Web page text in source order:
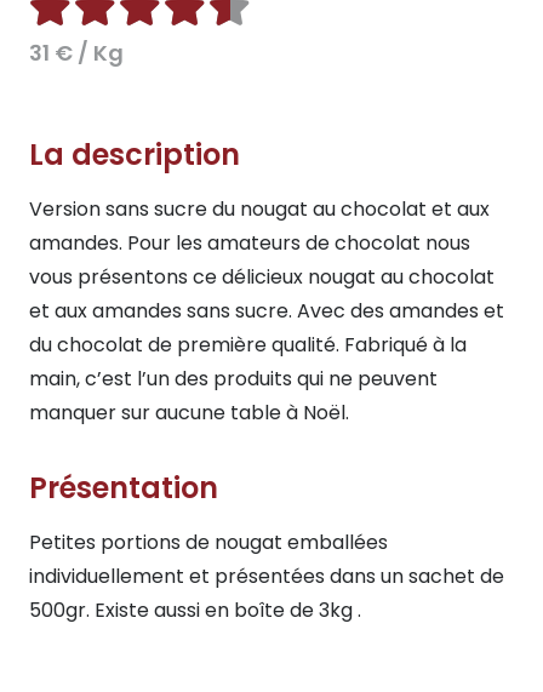
Note
31 € / Kg
La description
Version sans sucre du nougat au chocolat et aux
amandes. Pour les amateurs de chocolat nous
vous présentons ce délicieux nougat au chocolat
et aux amandes sans sucre. Avec des amandes et
du chocolat de première qualité. Fabriqué à la
main, c’est l’un des produits qui ne peuvent
manquer sur aucune table à Noël.
Présentation
Petites portions de nougat emballées
individuellement et présentées dans un sachet de
500gr. Existe aussi en boîte de 3kg .